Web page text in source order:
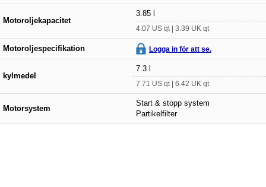
Motoroljekapacitet
3.85 l
4.07 US qt | 3.39 UK qt
Motoroljespecifikation Logga in för att se.
kylmedel
7.3 l
7.71 US qt | 6.42 UK qt
Motorsystem
Start & stopp system
Partikelfilter